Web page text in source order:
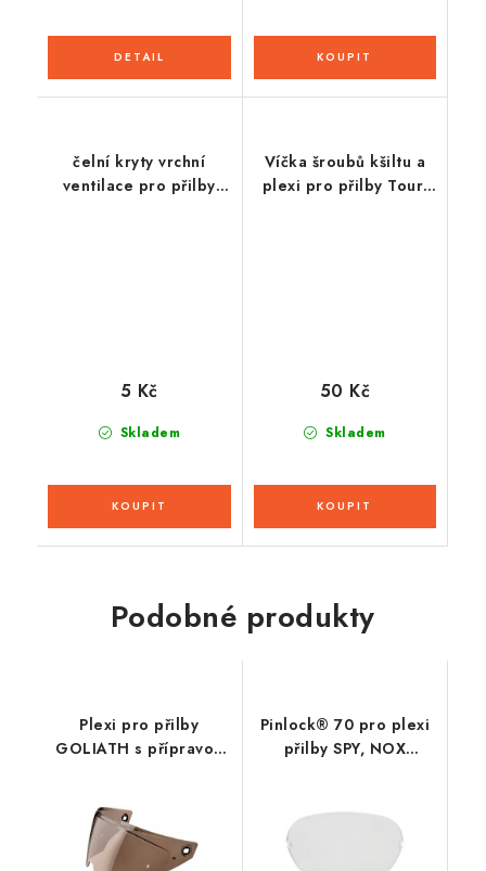
čelní kryty vrchní
ventilace pro přilby
Skladem
5 Kč
Víčka šroubů kšiltu a
plexi pro přilby Tour,
Skladem
50 Kč
Podobné produkty
Plexi pro přilby
GOLIATH s přípravou
Pinlock® 70 pro plexi
přilby SPY, NOX